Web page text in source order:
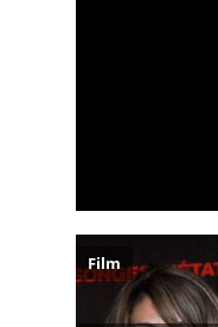
Film